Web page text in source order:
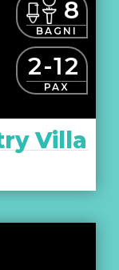
8
BAGNI
2-12
PAX
Villa